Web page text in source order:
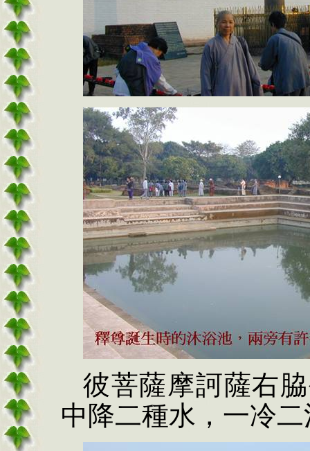
彼菩薩摩訶薩右脇
中降二種水，一冷